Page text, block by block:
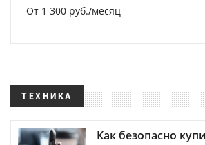
От 1 300 руб./месяц
ТЕХНИКА
Как безопасно